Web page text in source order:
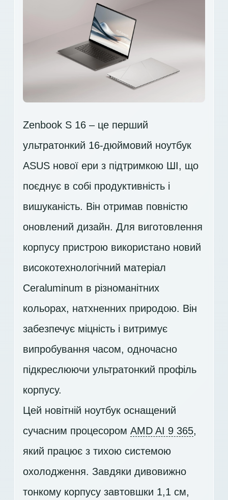
Zenbook S 16 – це перший
ультратонкий 16-дюймовий ноутбук
ASUS нової ери з підтримкою ШІ, що
поєднує в собі продуктивність і
вишуканість. Він отримав повністю
оновлений дизайн. Для виготовлення
корпусу пристрою використано новий
високотехнологічний матеріал
Ceraluminum в різноманітних
кольорах, натхненних природою. Він
забезпечує міцність і витримує
випробування часом, одночасно
підкреслюючи ультратонкий профіль
корпусу.
Цей новітній ноутбук оснащений
сучасним процесором AMD AI 9 365,
який працює з тихою системою
охолодження. Завдяки дивовижно
тонкому корпусу завтовшки 1,1 см,